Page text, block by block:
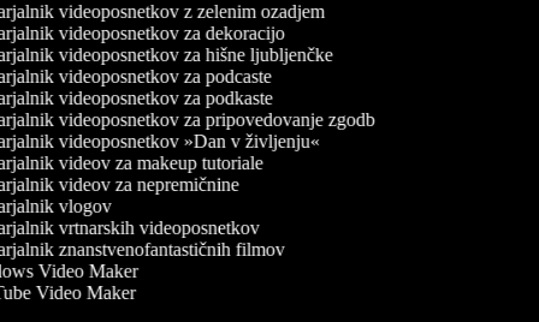
videoposnetkov z zelenim ozadjem
videoposnetkov za dekoracijo
videoposnetkov za hišne ljubljenčke
videoposnetkov za podcaste
videoposnetkov za podkaste
videoposnetkov za pripovedovanje zgodb
videoposnetkov »Dan v življenju«
videov za makeup tutoriale
videov za nepremičnine
vlogov
vrtnarskih videoposnetkov
znanstvenofantastičnih filmov
Video Maker
Video Maker